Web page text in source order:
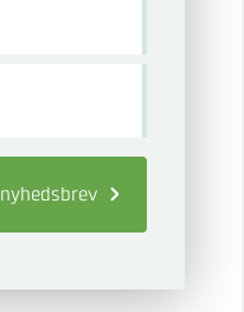
nyhedsbrev